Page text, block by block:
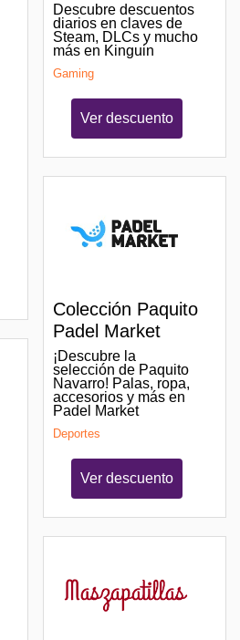
Descubre descuentos
diarios en claves de
Steam, DLCs y mucho
más en Kinguin
Gaming
Ver descuento
Colección Paquito
Padel Market
¡Descubre la
selección de Paquito
Navarro! Palas, ropa,
accesorios y más en
Padel Market
Deportes
Ver descuento